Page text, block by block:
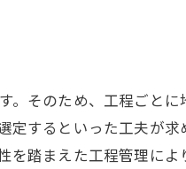
そのため、工程ごと
するといった工夫が求
踏まえた工程管理に